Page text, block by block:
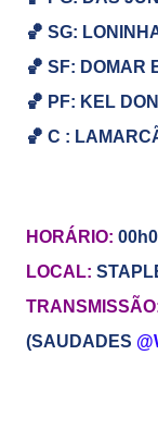
🏀 SG:
🏀 SF: DOMAR
🏀 PF: KEL
🏀 C :
HORÁRIO:
LOCAL:
(SAUDADES